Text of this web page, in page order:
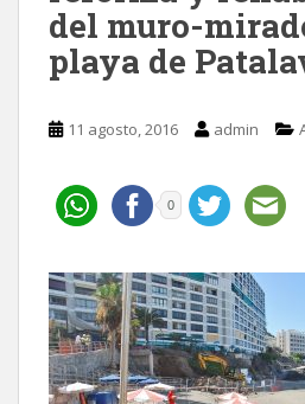
del muro-
playa de
11 agosto, 2016 admin
0